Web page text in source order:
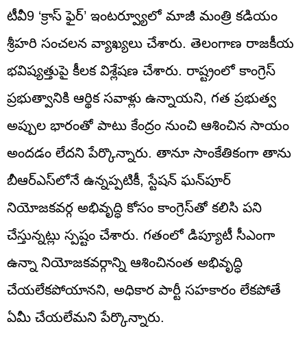
టీవీ9 ‘క్రాస్ ఫైర్’ ఇంటర్వ్యూలో మాజీ మంత్రి కడియం
శ్రీహరి సంచలన వ్యాఖ్యలు చేశారు. తెలంగాణ రాజకీయ
భవిష్యత్తుపై కీలక విశ్లేషణ చేశారు. రాష్ట్రంలో కాంగ్రెస్
ప్రభుత్వానికి ఆర్థిక సవాళ్లు ఉన్నాయని, గత ప్రభుత్వ
అప్పుల భారంతో పాటు కేంద్రం నుంచి ఆశించిన సాయం
అందడం లేదని పేర్కొన్నారు. తానూ సాంకేతికంగా తాను
బీఆర్‌ఎస్‌లోనే ఉన్నప్పటికీ, స్టేషన్ ఘన్‌పూర్
నియోజకవర్గ అభివృద్ధి కోసం కాంగ్రెస్‌తో కలిసి పని
చేస్తున్నట్లు స్పష్టం చేశారు. గతంలో డిప్యూటీ సీఎంగా
ఉన్నా నియోజకవర్గాన్ని ఆశించినంత అభివృద్ధి
చేయలేకపోయానని, అధికార పార్టీ సహకారం లేకపోతే
ఏమీ చేయలేమని పేర్కొన్నారు.